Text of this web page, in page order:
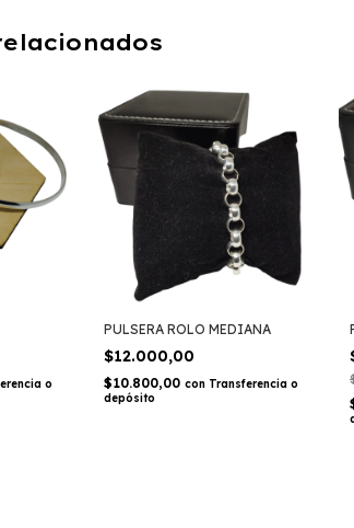
o
PULSERA ROLO MEDIANA
$12.000,00
$10.800,00 con Transferencia o
depósito